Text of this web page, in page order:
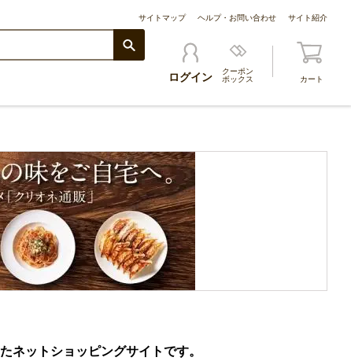
サイトマップ ヘルプ・お問い合わせ サイト紹介
ログイン
クーポン
ボックス
カート
ネットショッピングサイトです。